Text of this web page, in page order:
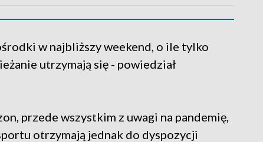
w najbliższy weekend, o ile tylko
utrzymają się - powiedział
przede wszystkim z uwagi na pandemię,
otrzymają jednak do dyspozycji